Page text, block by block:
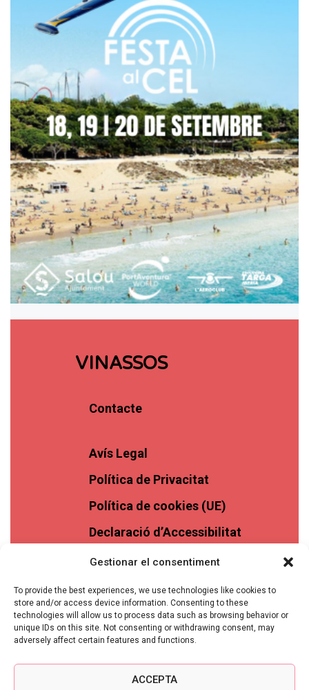
Gestionar el consentiment
To provide the best experiences, we use technologies like cookies to
store and/or access device information. Consenting to these
technologies will allow us to process data such as browsing behavior or
unique IDs on this site. Not consenting or withdrawing consent, may
adversely affect certain features and functions.
ACCEPTA
VINASSOS
Contacte
Avís Legal
Política de Privacitat
Política de cookies (UE)
Declaració d’Accessibilitat